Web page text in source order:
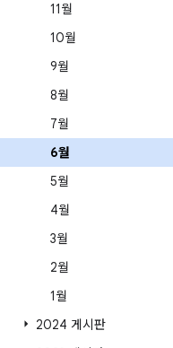
11월
10월
9월
8월
7월
6월
5월
4월
3월
2월
1월
2024 게시판